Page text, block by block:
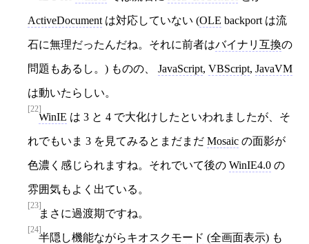
ActiveDocument は対応していない (OLE backport は流
石に無理だったんだね。それに前者はバイナリ互換の
問題もあるし。) ものの、 JavaScript, VBScript, JavaVM
は動いたらしい。
[22]
WinIE は 3 と 4 で大化けしたといわれましたが、そ
れでもいま 3 を見てみるとまだまだ Mosaic の面影が
色濃く感じられますね。それでいて後の WinIE4.0 の
雰囲気もよく出ている。
[23]
まさに過渡期ですね。
[24]
半隠し機能ながらキオスクモード (全画面表示) も